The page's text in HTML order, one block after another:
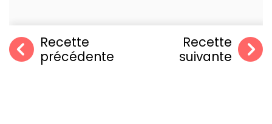
Recette
précédente
Recette
suivante